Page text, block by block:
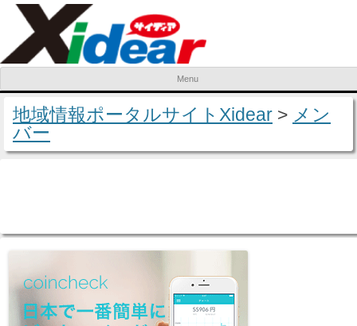
Menu
Skip to content
地域情報ポータルサイトXidear > メン
バー